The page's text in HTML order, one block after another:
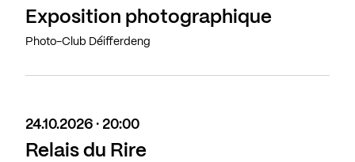
Exposition photographique
Photo-Club Déifferdeng
24.10.2026 · 20:00
Relais du Rire